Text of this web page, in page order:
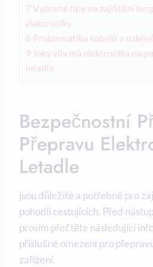
7Vybrané tipy na zajištění
elektroniky
8 Problematika kabelů a
9 Jaký vliv má elektronika na
letadla
Bezpečnostní
Přepravu
Letadle
jsou důležité a potřebné pro
pohodlí cestujících. Před
prosím přečtěte následující
příslušné omezení pro
zařízení.